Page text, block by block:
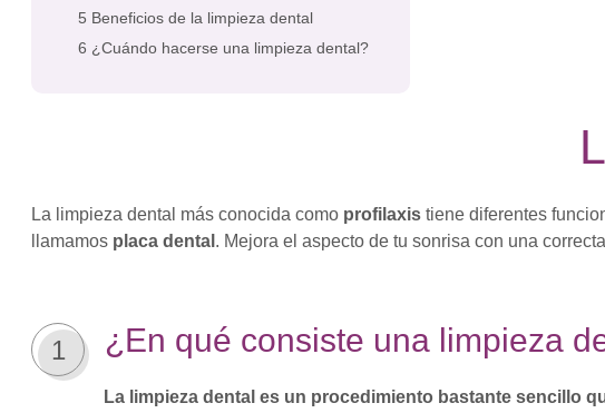
Beneficios de la limpieza dental
¿Cuándo hacerse una limpieza dental?
La limpieza dental más conocida como profilaxis tiene diferentes
llamamos placa dental . Mejora el aspecto de tu sonrisa con una correcta
1 ¿En qué consiste una limpieza
La limpieza dental es un procedimiento bastante sencillo